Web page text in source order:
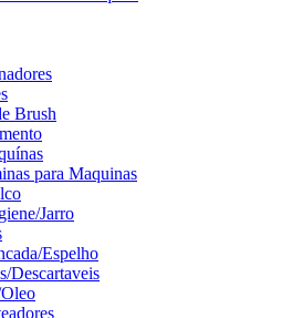
Brush
para Maquinas
Jarro
Espelho
Descartaveis